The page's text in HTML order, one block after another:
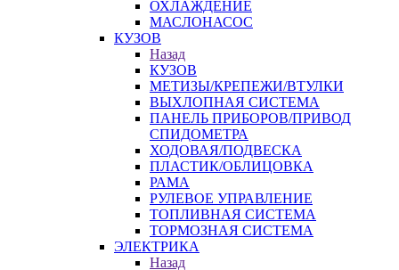
ОХЛАЖДЕНИЕ
МАСЛОНАСОС
КУЗОВ
Назад
КУЗОВ
МЕТИЗЫ/КРЕПЕЖИ/ВТУЛКИ
ВЫХЛОПНАЯ СИСТЕМА
ПАНЕЛЬ ПРИБОРОВ/ПРИВОД
СПИДОМЕТРА
ХОДОВАЯ/ПОДВЕСКА
ПЛАСТИК/ОБЛИЦОВКА
РАМА
РУЛЕВОЕ УПРАВЛЕНИЕ
ТОПЛИВНАЯ СИСТЕМА
ТОРМОЗНАЯ СИСТЕМА
ЭЛЕКТРИКА
Назад